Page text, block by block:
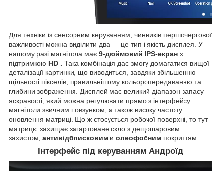
Для техніки із сенсорним керуванням, чинників першочергової
важливості можна виділити два — це тип і якість дисплея. У
нашому разі магнітола має 9-дюймовий IPS-екран з
підтримкою HD . Така комбінація дає змогу домагатися вищої
деталізації картинки, що виводиться, завдяки збільшенню
щільності пікселів, правильнішому кольоропередаванню та
глибини зображення. Дисплей має великий діапазон запасу
яскравості, який можна регулювати прямо з інтерфейсу
магнітоли звичним повзунком, а також високу частоту
оновлення матриці. Що ж стосується робочої поверхні, то тут
матрицю захищає загартоване скло з дещошаровим
захистом, антивідблисковим и олеофобним покриттям.
Інтерфейс під керуванням Андроїд